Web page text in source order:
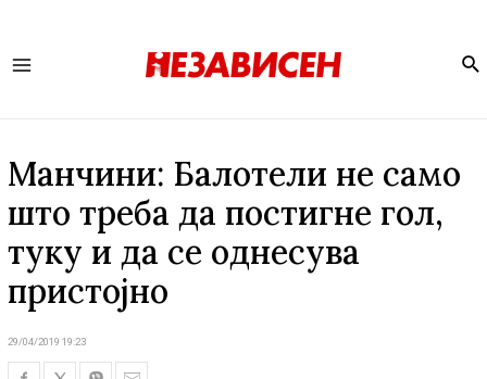
Манчини: Балотели не само
што треба да постигне гол,
туку и да се однесува
пристојно
29/04/2019 19:23